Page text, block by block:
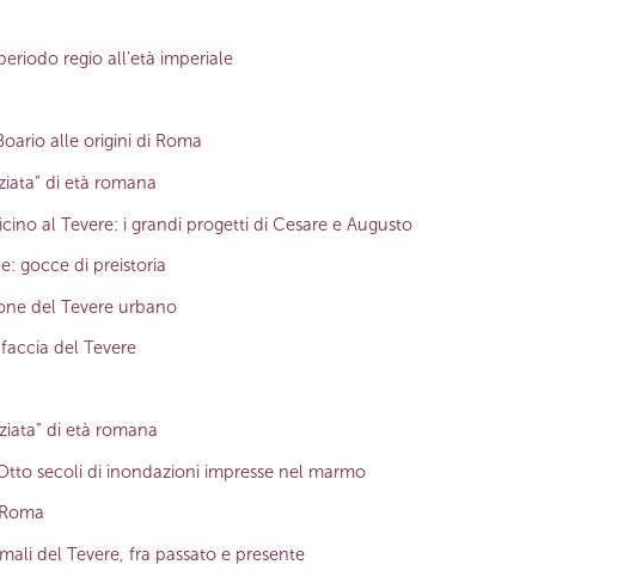
regio all’età imperiale
alle origini di Roma
di età romana
al Tevere: i grandi progetti di Cesare e Augusto
gocce di preistoria
del Tevere urbano
del Tevere
di età romana
secoli di inondazioni impresse nel marmo
del Tevere, fra passato e presente